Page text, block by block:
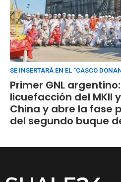
SE INSERTARÁ EN EL "CASCO
Primer GNL
licuefacción del MKII
China y abre la fase
del segundo buque